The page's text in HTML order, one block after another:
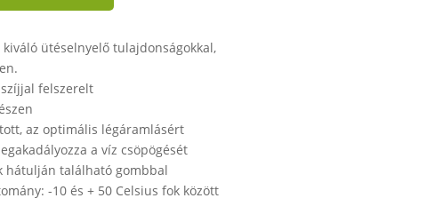
kiváló ütéselnyelő tulajdonságokkal,
felszerelt
az optimális légáramlásért
a víz csöpögését
hátulján található gombbal
-10 és + 50 Celsius fok között